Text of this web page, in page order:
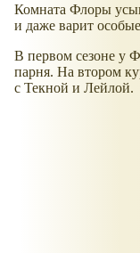
Комната Флоры
и даже варит
В первом сезоне у
парня. На втором
с Текной и Лейлой.